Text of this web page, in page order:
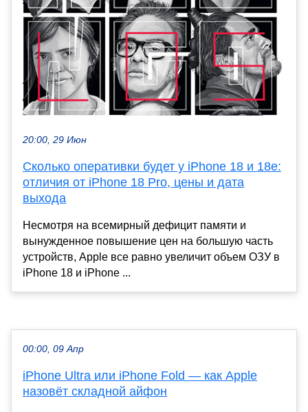
20:00, 29 Июн
Сколько оперативки будет у iPhone 18 и 18e:
отличия от iPhone 18 Pro, цены и дата
выхода
Несмотря на всемирный дефицит памяти и
вынужденное повышение цен на большую часть
устройств, Apple все равно увеличит объем ОЗУ в
iPhone 18 и iPhone ...
00:00, 09 Апр
iPhone Ultra или iPhone Fold — как Apple
назовёт складной айфон